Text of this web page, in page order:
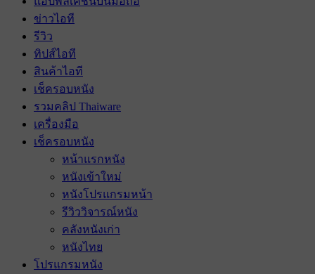
ข่าวไอที
รีวิว
ทิปส์ไอที
สินค้าไอที
เช็ครอบหนัง
รวมคลิป Thaiware
เครื่องมือ
เช็ครอบหนัง
หน้าแรกหนัง
หนังเข้าใหม่
หนังโปรแกรมหน้า
รีวิววิจารณ์หนัง
คลังหนังเก่า
หนังไทย
โปรแกรมหนัง